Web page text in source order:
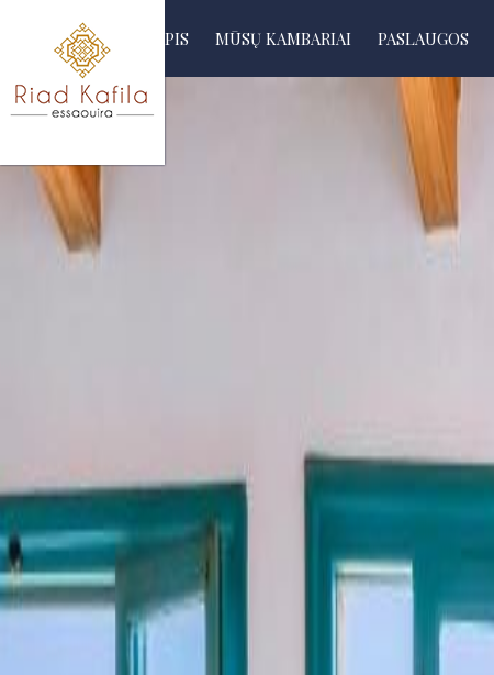
PAGRINDINIS PUSLAPIS MŪSŲ KAMBARIAI PASLAUGOS